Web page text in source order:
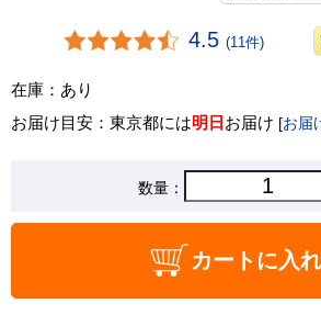
4.5 (11件)
在庫：あり
お届け目安：東京都には明日 お届け [お届
数量：
カートに入